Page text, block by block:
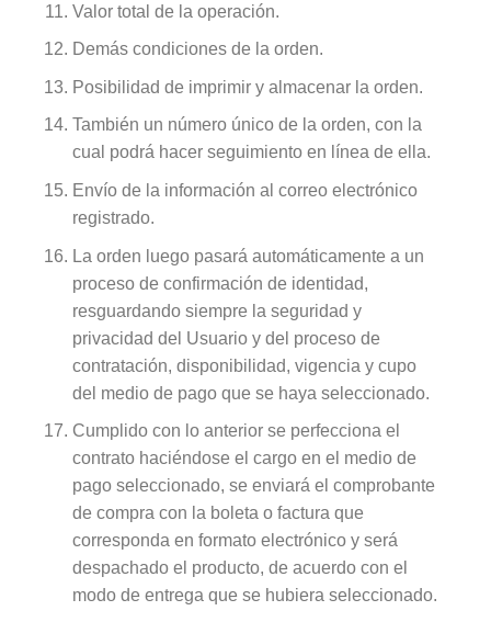
Valor total de la operación.
Demás condiciones de la orden.
Posibilidad de imprimir y almacenar la orden.
También un número único de la orden, con la
cual podrá hacer seguimiento en línea de ella.
Envío de la información al correo electrónico
registrado.
La orden luego pasará automáticamente a un
proceso de confirmación de identidad,
resguardando siempre la seguridad y
privacidad del Usuario y del proceso de
contratación, disponibilidad, vigencia y cupo
del medio de pago que se haya seleccionado.
Cumplido con lo anterior se perfecciona el
contrato haciéndose el cargo en el medio de
pago seleccionado, se enviará el comprobante
de compra con la boleta o factura que
corresponda en formato electrónico y será
despachado el producto, de acuerdo con el
modo de entrega que se hubiera seleccionado.